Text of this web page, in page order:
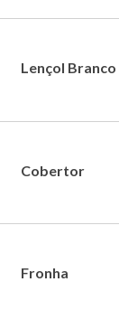
Lençol Branco
Cobertor
Fronha